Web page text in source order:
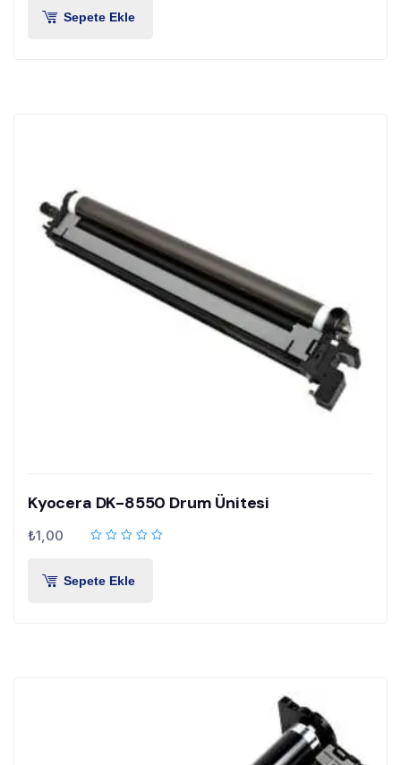
Sepete Ekle
Kyocera DK-8550 Drum Ünitesi
₺1,00
Sepete Ekle